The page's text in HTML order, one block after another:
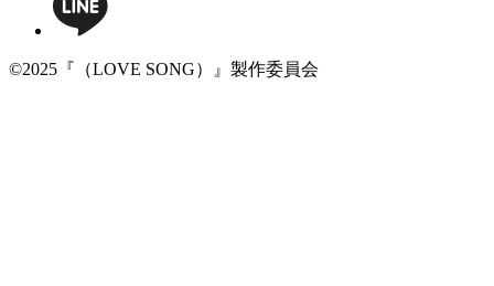
©2025『（LOVE SONG）』製作委員会